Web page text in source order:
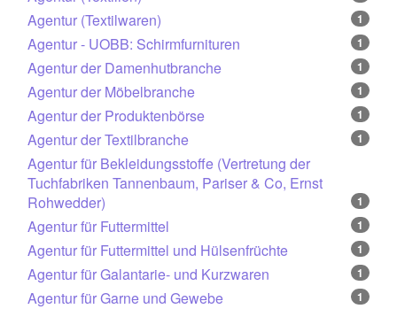
Agentur (Textilwaren) 1
Agentur - UOBB: Schirmfurnituren 1
Agentur der Damenhutbranche 1
Agentur der Möbelbranche 1
Agentur der Produktenbörse 1
Agentur der Textilbranche 1
Agentur für Bekleidungsstoffe (Vertretung der
Tuchfabriken Tannenbaum, Pariser & Co, Ernst
Rohwedder)
1
Agentur für Futtermittel 1
Agentur für Futtermittel und Hülsenfrüchte 1
Agentur für Galantarie- und Kurzwaren 1
Agentur für Garne und Gewebe 1